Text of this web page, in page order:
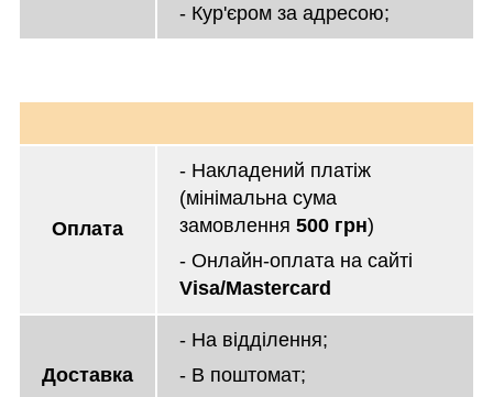
- Кур'єром за адресою;
Оплата
- Накладений платіж
(мінімальна сума
замовлення 500 грн)
- Онлайн-оплата на сайті
Visa/Mastercard
Доставка
- На відділення;
- В поштомат;